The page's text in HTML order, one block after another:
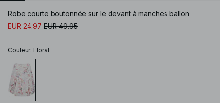
Robe courte boutonnée sur le devant à manches ballon
EUR 24.97 EUR 49.95
Couleur: Floral